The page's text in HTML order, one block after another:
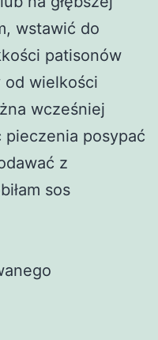
wstawić do
patisonów
wielkości
wcześniej
posypać
z
sos